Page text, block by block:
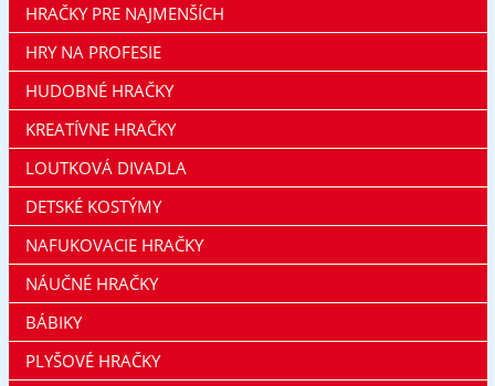
HRAČKY PRE NAJMENŠÍCH
HRY NA PROFESIE
HUDOBNÉ HRAČKY
KREATÍVNE HRAČKY
LOUTKOVÁ DIVADLA
DETSKÉ KOSTÝMY
NAFUKOVACIE HRAČKY
NÁUČNÉ HRAČKY
BÁBIKY
PLYŠOVÉ HRAČKY